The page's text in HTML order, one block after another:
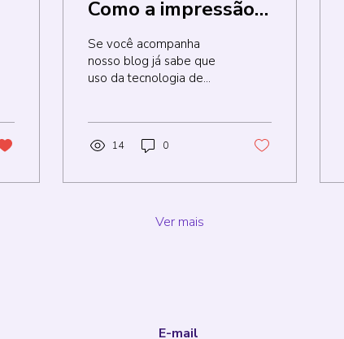
Como a impressão
3D está
transformando o
mercado
farmacêutico?
Se você acompanha
nosso blog já sabe que
uso da tecnologia de
destaque nos...
14 0
Ver mais
E-mail